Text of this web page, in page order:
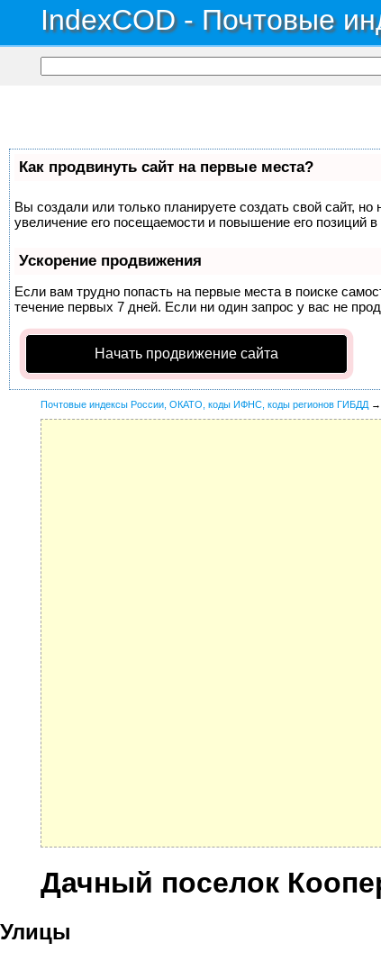
IndexCOD - Почтовые
Как продвинуть сайт на первые места?
Вы создали или только планируете создать свой сайт,
увеличение его посещаемости и повышение его позиций
Ускорение продвижения
Если вам трудно попасть на первые места в поиске
течение первых 7 дней. Если ни один запрос у вас не
Начать продвижение сайта
Почтовые индексы России, ОКАТО, коды ИФНС, коды регионов ГИБДД →
Дачный поселок
Улицы